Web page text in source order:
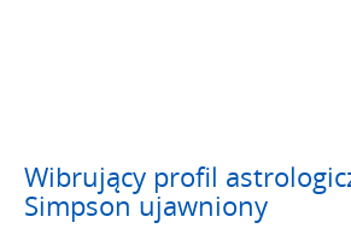
Wibrujący profil
Simpson ujawniony